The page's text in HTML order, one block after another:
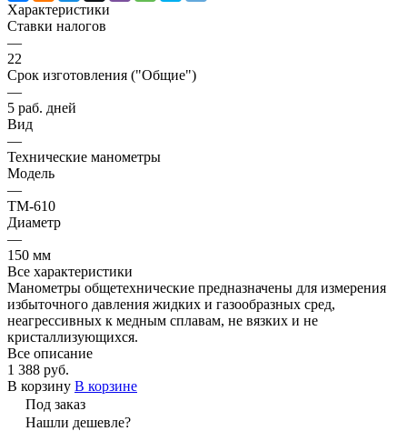
Характеристики
Ставки налогов
—
22
Срок изготовления ("Общие")
—
5 раб. дней
Вид
—
Технические манометры
Модель
—
ТМ-610
Диаметр
—
150 мм
Все характеристики
Манометры общетехнические предназначены для измерения
избыточного давления жидких и газообразных сред,
неагрессивных к медным сплавам, не вязких и не
кристаллизующихся.
Все описание
1 388 руб.
В корзину В корзине
Под заказ
Нашли дешевле?